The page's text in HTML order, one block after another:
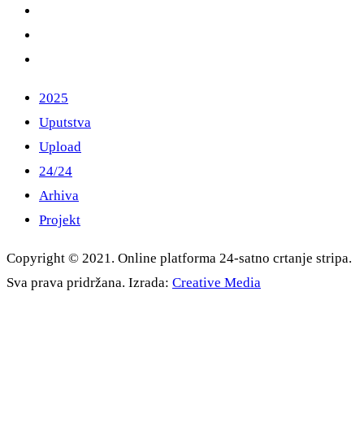
2025
Uputstva
Upload
24/24
Arhiva
Projekt
Copyright © 2021. Online platforma 24-satno crtanje stripa.
Sva prava pridržana. Izrada: Creative Media